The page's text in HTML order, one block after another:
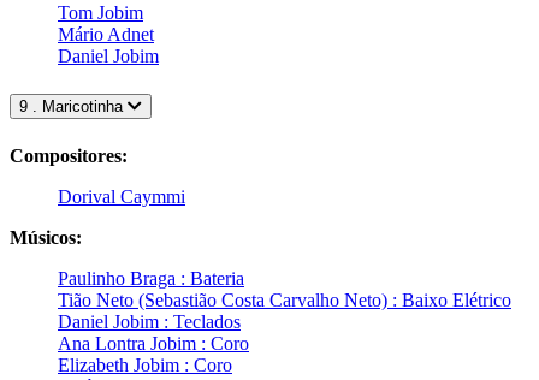
Tom Jobim
Mário Adnet
Daniel Jobim
9 . Maricotinha
Compositores:
Dorival Caymmi
Músicos:
Paulinho Braga : Bateria
Tião Neto (Sebastião Costa Carvalho Neto) : Baixo Elétrico
Daniel Jobim : Teclados
Ana Lontra Jobim : Coro
Elizabeth Jobim : Coro